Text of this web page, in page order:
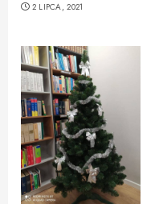
2 LIPCA, 2021